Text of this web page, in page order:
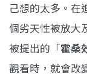
己想的太多。在
個劣天性被放大
被提出的「霍桑
觀看時，就會改